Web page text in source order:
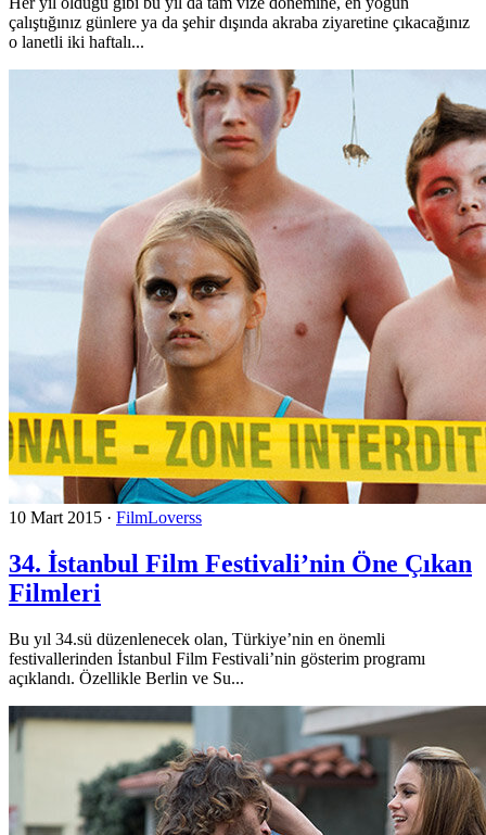
çalıştığınız günlere ya da şehir dışında akraba ziyaretine çıkacağınız
o lanetli iki haftalı...
10 Mart 2015 · FilmLoverss
34. İstanbul Film Festivali’nin Öne Çıkan
Filmleri
Bu yıl 34.sü düzenlenecek olan, Türkiye’nin en önemli
festivallerinden İstanbul Film Festivali’nin gösterim programı
açıklandı. Özellikle Berlin ve Su...